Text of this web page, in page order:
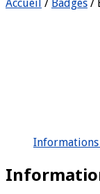
Accueil / Badges /